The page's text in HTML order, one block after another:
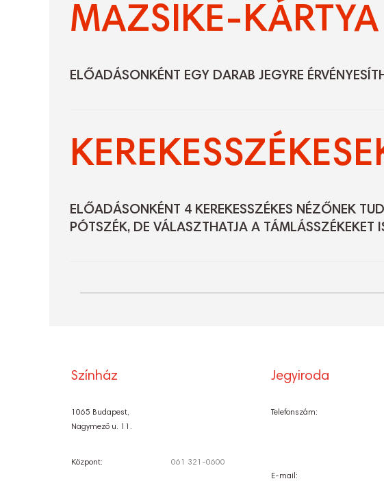
MAZSIKE-KÁRTYA
ELŐADÁSONKÉNT EGY DARAB JEGYRE
ELŐADÁSONKÉNT 4 KEREKESSZÉKES NÉZŐNEK
PÓTSZÉK, DE VÁLASZTHATJA A TÁMLÁSSZÉKEKET
Színház
1065 Budapest,
Nagymező u. 11.
Központ: 061 321-0600
Jegyiroda
Telefonszám:
E-mail: